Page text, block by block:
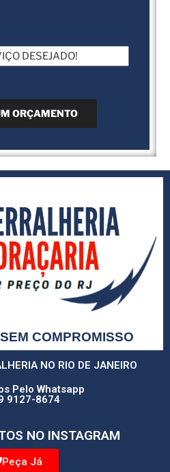
COMPROMISSO
NO RIO DE JANEIRO
Pelo Whatsapp
9127-8674
NO INSTAGRAM
Peça Já